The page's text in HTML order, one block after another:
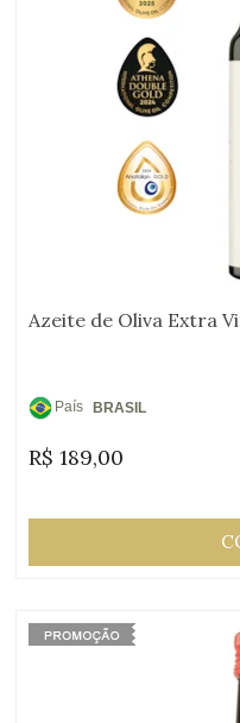
Azeite de Oliva Extra
País
Origem:
BRASIL
R$ 189,00